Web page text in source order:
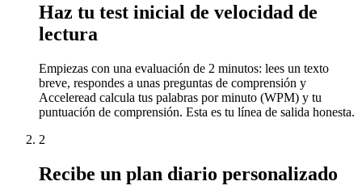
Haz tu test inicial de velocidad de
lectura
Empiezas con una evaluación de 2 minutos: lees un texto
breve, respondes a unas preguntas de comprensión y
Acceleread calcula tus palabras por minuto (WPM) y tu
puntuación de comprensión. Esta es tu línea de salida honesta.
2
Recibe un plan diario personalizado